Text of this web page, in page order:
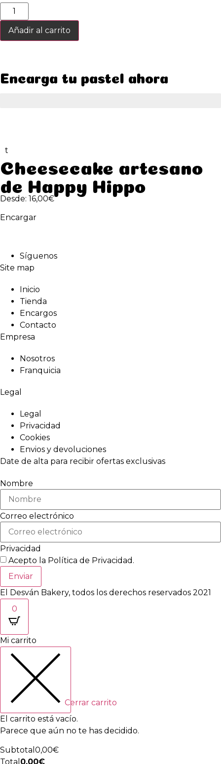
Cookie
Doble
Relleno
Nutella
en
1
Añadir al carrito
Encarga tu pastel ahora
t
Cheesecake artesano
de Happy Hippo
Desde: 16,00€
Encargar
Síguenos
Site map
Inicio
Tienda
Encargos
Contacto
Empresa
Nosotros
Franquicia
Legal
Legal
Privacidad
Cookies
Envios y devoluciones
Date de alta para recibir ofertas exclusivas
Nombre
Correo electrónico
Privacidad
Acepto la Política de Privacidad .
Enviar
El Desván Bakery, todos los derechos reservados 2021
0
Mi carrito
Cerrar carrito
El carrito está vacío.
Parece que aún no te has decidido.
Subtotal 0,00€
Total 0,00€